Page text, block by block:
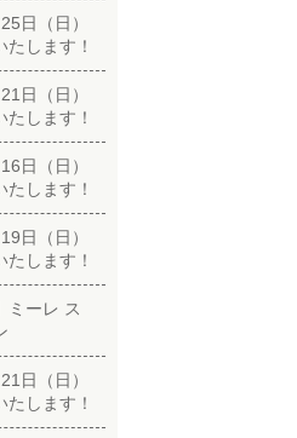
日（日）
します！
日（日）
します！
日（日）
します！
日（日）
します！
ミーレ ス
日（日）
します！